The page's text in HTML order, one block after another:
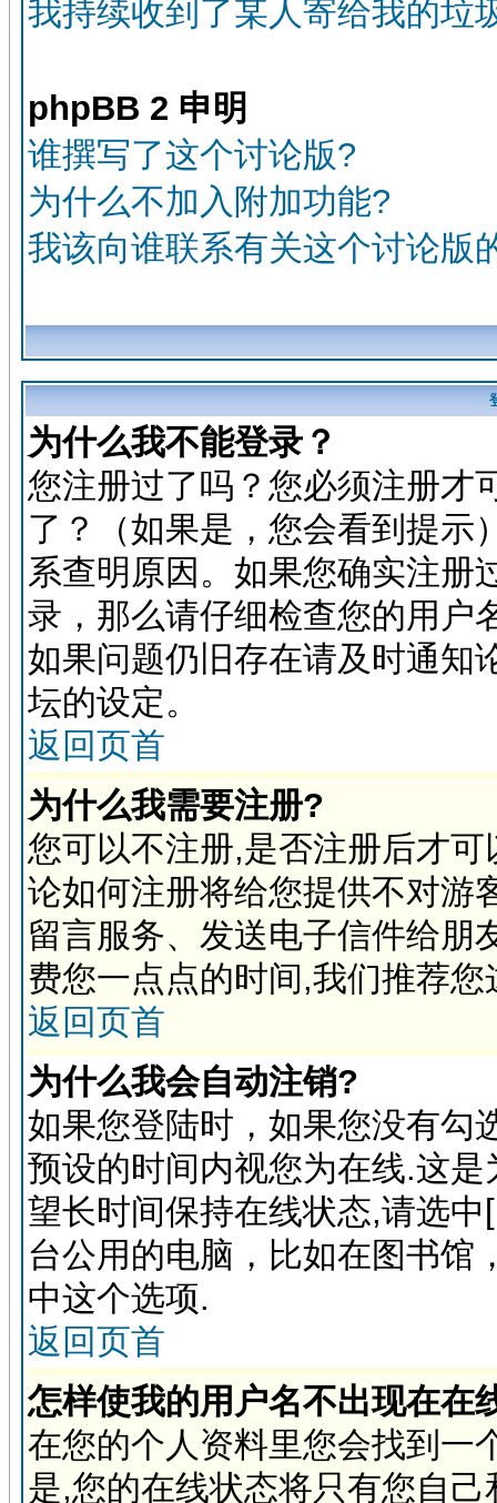
我持续收到了某人寄给我的垃
phpBB 2 申明
谁撰写了这个讨论版?
为什么不加入附加功能?
我该向谁联系有关这个讨论版
为什么我不能登录？
您注册过了吗？您必须注册才
了？（如果是，您会看到提示
系查明原因。如果您确实注册
录，那么请仔细检查您的用户
如果问题仍旧存在请及时通知
坛的设定。
返回页首
为什么我需要注册?
您可以不注册,是否注册后才
论如何注册将给您提供不对游
留言服务、发送电子信件给
费您一点点的时间,我们推荐您
返回页首
为什么我会自动注销?
如果您登陆时，如果您没有勾
预设的时间内视您为在线.这
望长时间保持在线状态,请选
台公用的电脑，比如在图书馆
中这个选项.
返回页首
怎样使我的用户名不出现在在
在您的个人资料里您会找到一
是,您的在线状态将只有您自